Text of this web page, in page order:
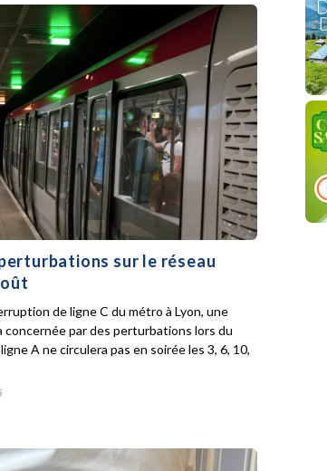
sur le réseau
de ligne C du métro à Lyon, une
concernée par des perturbations lors du
A ne circulera pas en soirée les 3, 6, 10,